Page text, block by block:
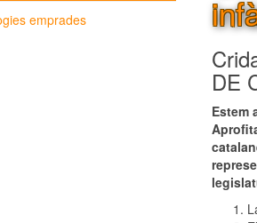
DE
Estem
emprades